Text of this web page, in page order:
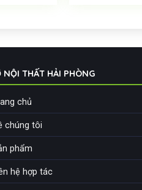
NỘI THẤT HẢI PHÒNG
chủ
chúng tôi
phẩm
hệ hợp tác